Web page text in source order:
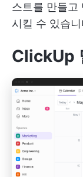
스트를 만들고
시킬 수 있습니
ClickUp